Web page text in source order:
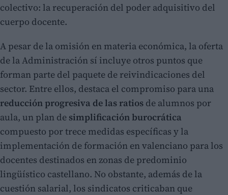
colectivo: la recuperación del poder adquisitivo del
cuerpo docente.
A pesar de la omisión en materia económica, la oferta
de la Administración sí incluye otros puntos que
forman parte del paquete de reivindicaciones del
sector. Entre ellos, destaca el compromiso para una
reducción progresiva de las ratios de alumnos por
aula, un plan de simplificación burocrática
compuesto por trece medidas específicas y la
implementación de formación en valenciano para los
docentes destinados en zonas de predominio
lingüístico castellano. No obstante, además de la
cuestión salarial, los sindicatos criticaban que